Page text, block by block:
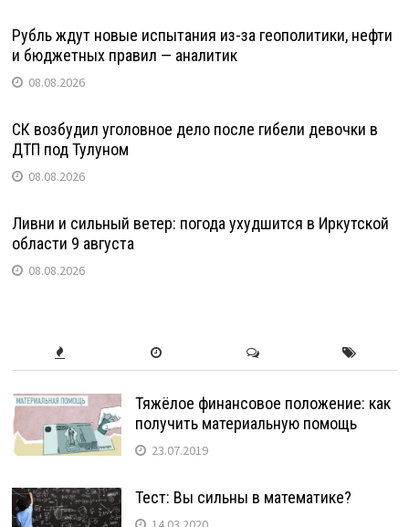
Рубль ждут новые испытания из-за геополитики, нефти
и бюджетных правил — аналитик
08.08.2026
СК возбудил уголовное дело после гибели девочки в
ДТП под Тулуном
08.08.2026
Ливни и сильный ветер: погода ухудшится в Иркутской
области 9 августа
08.08.2026
Тяжёлое финансовое положение: как
получить материальную помощь
23.07.2019
Тест: Вы сильны в математике?